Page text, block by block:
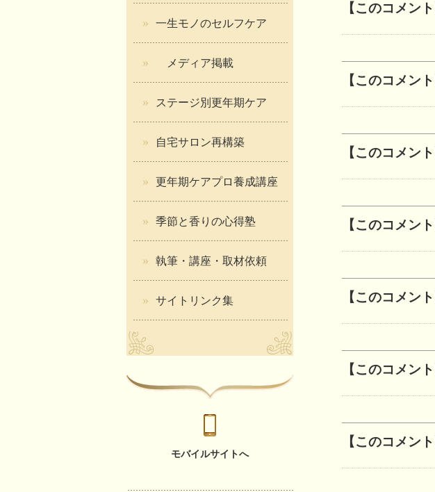
【このコメン
【このコメン
【このコメン
【このコメン
【このコメン
【このコメン
【このコメン
一生モノのセルフケア
メディア掲載
ステージ別更年期ケア
自宅サロン再構築
更年期ケアプロ養成講座
季節と香りの心得塾
執筆・講座・取材依頼
サイトリンク集
モバイルサイトへ